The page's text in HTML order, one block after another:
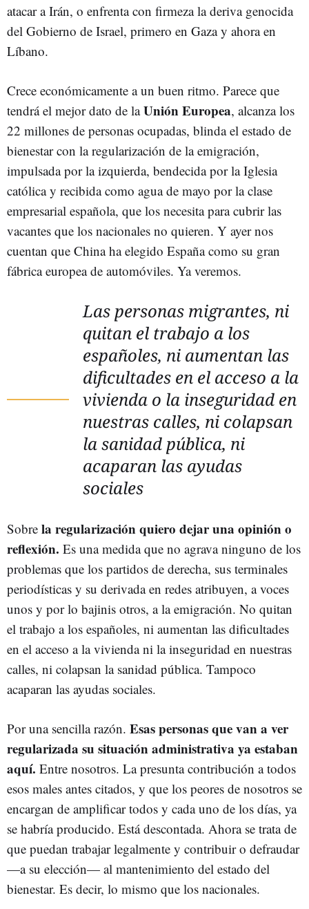
atacar a Irán, o enfrenta con firmeza la deriva genocida
del Gobierno de Israel, primero en Gaza y ahora en
Líbano.
Crece económicamente a un buen ritmo. Parece que
tendrá el mejor dato de laUnión Europea, alcanza los
22 millones de personas ocupadas, blinda el estado de
bienestar con la regularización de la emigración,
impulsada por la izquierda, bendecida por la Iglesia
católica y recibida como agua de mayo por la clase
empresarial española, que los necesita para cubrir las
vacantes que los nacionales no quieren. Y ayer nos
cuentan que China ha elegido España como su gran
fábrica europea de automóviles. Ya veremos.
Las personas migrantes, ni
quitan el trabajo a los
españoles, ni aumentan las
dificultades en el acceso a la
vivienda o la inseguridad en
nuestras calles, ni colapsan
la sanidad pública, ni
acaparan las ayudas
sociales
Sobre la regularización quiero dejar una opinión o
reflexión. Es una medida que no agrava ninguno de los
problemas que los partidos de derecha, sus terminales
periodísticas y su derivada en redes atribuyen, a voces
unos y por lo bajinis otros, a la emigración. No quitan
el trabajo a los españoles, ni aumentan las dificultades
en el acceso a la vivienda ni la inseguridad en nuestras
calles, ni colapsan la sanidad pública. Tampoco
acaparan las ayudas sociales.
Por una sencilla razón. Esas personas que van a ver
regularizada su situación administrativa ya estaban
aquí. Entre nosotros. La presunta contribución a todos
esos males antes citados, y que los peores de nosotros se
encargan de amplificar todos y cada uno de los días, ya
se habría producido. Está descontada. Ahora se trata de
que puedan trabajar legalmente y contribuir o defraudar
—a su elección— al mantenimiento del estado del
bienestar. Es decir, lo mismo que los nacionales.